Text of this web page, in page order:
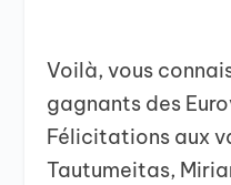
Voilà, vous
gagnants des
Félicitations aux
Tautumeitas,